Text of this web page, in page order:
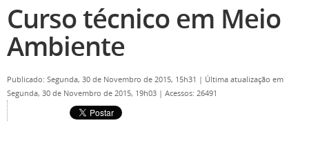
Curso técnico em Meio
Ambiente
Publicado: Segunda, 30 de Novembro de 2015, 15h31 | Última atualização em
Segunda, 30 de Novembro de 2015, 19h03 | Acessos: 26491